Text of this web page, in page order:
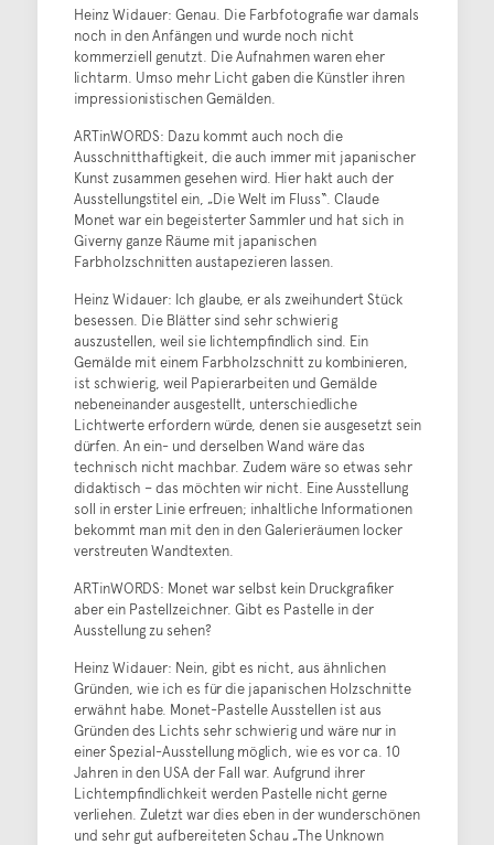
Heinz Widauer: Genau. Die Farbfotografie war damals
noch in den Anfängen und wurde noch nicht
kommerziell genutzt. Die Aufnahmen waren eher
lichtarm. Umso mehr Licht gaben die Künstler ihren
impressionistischen Gemälden.
ARTinWORDS: Dazu kommt auch noch die
Ausschnitthaftigkeit, die auch immer mit japanischer
Kunst zusammen gesehen wird. Hier hakt auch der
Ausstellungstitel ein, „Die Welt im Fluss“. Claude
Monet war ein begeisterter Sammler und hat sich in
Giverny ganze Räume mit japanischen
Farbholzschnitten austapezieren lassen.
Heinz Widauer: Ich glaube, er als zweihundert Stück
besessen. Die Blätter sind sehr schwierig
auszustellen, weil sie lichtempfindlich sind. Ein
Gemälde mit einem Farbholzschnitt zu kombinieren,
ist schwierig, weil Papierarbeiten und Gemälde
nebeneinander ausgestellt, unterschiedliche
Lichtwerte erfordern würde, denen sie ausgesetzt sein
dürfen. An ein- und derselben Wand wäre das
technisch nicht machbar. Zudem wäre so etwas sehr
didaktisch – das möchten wir nicht. Eine Ausstellung
soll in erster Linie erfreuen; inhaltliche Informationen
bekommt man mit den in den Galerieräumen locker
verstreuten Wandtexten.
ARTinWORDS: Monet war selbst kein Druckgrafiker
aber ein Pastellzeichner. Gibt es Pastelle in der
Ausstellung zu sehen?
Heinz Widauer: Nein, gibt es nicht, aus ähnlichen
Gründen, wie ich es für die japanischen Holzschnitte
erwähnt habe. Monet-Pastelle Ausstellen ist aus
Gründen des Lichts sehr schwierig und wäre nur in
einer Spezial-Ausstellung möglich, wie es vor ca. 10
Jahren in den USA der Fall war. Aufgrund ihrer
Lichtempfindlichkeit werden Pastelle nicht gerne
verliehen. Zuletzt war dies eben in der wunderschönen
und sehr gut aufbereiteten Schau „The Unknown